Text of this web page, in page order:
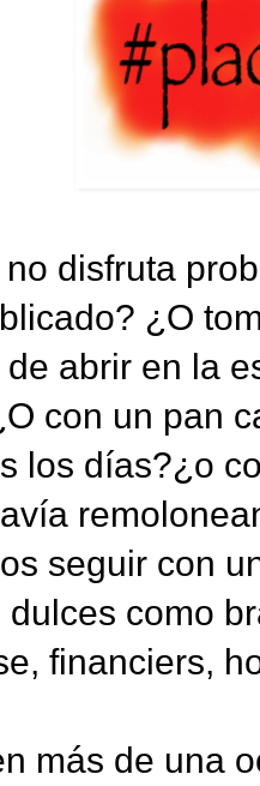
disfruta
¿O
abrir en la
con un pan
los días?¿o
seguir con
dulces como
financiers,
más de una